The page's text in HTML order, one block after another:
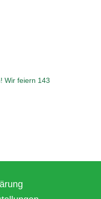
Wir feiern 143